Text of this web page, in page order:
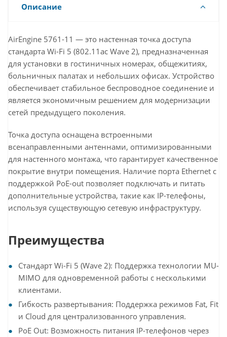
Описание
AirEngine 5761-11 — это настенная точка доступа
стандарта Wi-Fi 5 (802.11ac Wave 2), предназначенная
для установки в гостиничных номерах, общежитиях,
больничных палатах и небольших офисах. Устройство
обеспечивает стабильное беспроводное соединение и
является экономичным решением для модернизации
сетей предыдущего поколения.
Точка доступа оснащена встроенными
всенаправленными антеннами, оптимизированными
для настенного монтажа, что гарантирует качественное
покрытие внутри помещения. Наличие порта Ethernet с
поддержкой PoE-out позволяет подключать и питать
дополнительные устройства, такие как IP-телефоны,
используя существующую сетевую инфраструктуру.
Преимущества
Стандарт Wi-Fi 5 (Wave 2): Поддержка технологии MU-
MIMO для одновременной работы с несколькими
клиентами.
Гибкость развертывания: Поддержка режимов Fat, Fit
и Cloud для централизованного управления.
PoE Out: Возможность питания IP-телефонов через